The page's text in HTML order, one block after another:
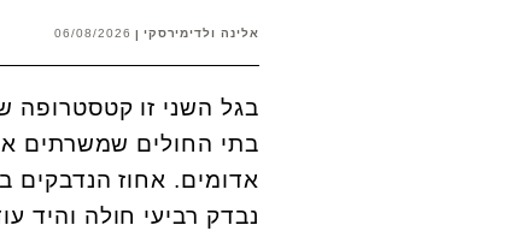
אלינה ולדימירסקי 06/08/2026
בגל השני זו
בתי החולים שמשרתים
אדומים. אחוז הנדבקים
נבדק רביעי חולה והיד